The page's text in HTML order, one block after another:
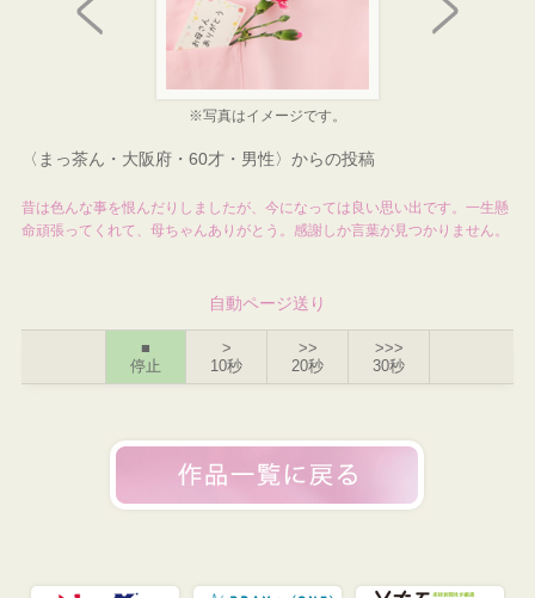
※写真はイメージです。
〈まっ茶ん・大阪府・60才・男性〉からの投稿
昔は色んな事を恨んだりしましたが、今になっては良い思い出です。一生懸
命頑張ってくれて、母ちゃんありがとう。感謝しか言葉が見つかりません。
自動ページ送り
■
停止
>
10秒
>>
20秒
>>>
30秒